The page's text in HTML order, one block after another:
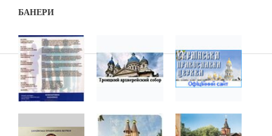
БАНЕРИ